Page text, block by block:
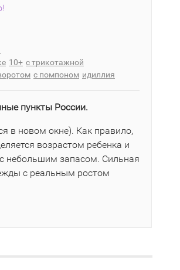
10+ с трикотажной
с помпоном идиллия
пункты России.
в новом окне). Как правило,
возрастом ребенка и
небольшим запасом. Сильная
с реальным ростом